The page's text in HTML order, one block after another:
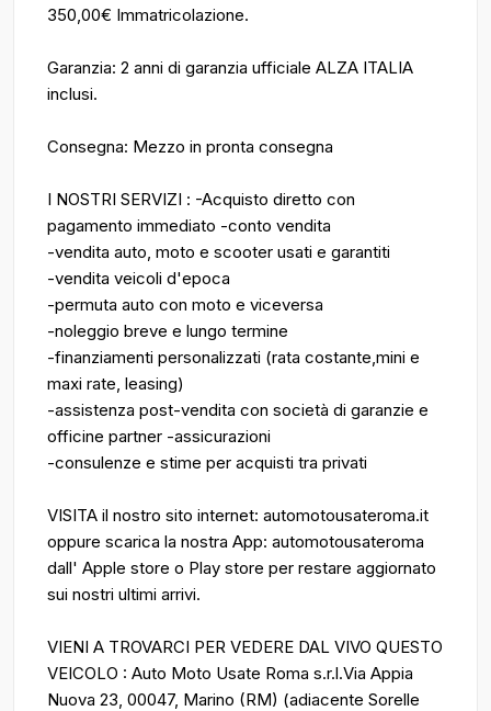
350,00€ Immatricolazione.
Garanzia: 2 anni di garanzia ufficiale ALZA ITALIA
inclusi.
Consegna: Mezzo in pronta consegna
I NOSTRI SERVIZI : -Acquisto diretto con
pagamento immediato -conto vendita
-vendita auto, moto e scooter usati e garantiti
-vendita veicoli d'epoca
-permuta auto con moto e viceversa
-noleggio breve e lungo termine
-finanziamenti personalizzati (rata costante,mini e
maxi rate, leasing)
-assistenza post-vendita con società di garanzie e
officine partner -assicurazioni
-consulenze e stime per acquisti tra privati
VISITA il nostro sito internet: automotousateroma.it
oppure scarica la nostra App: automotousateroma
dall' Apple store o Play store per restare aggiornato
sui nostri ultimi arrivi.
VIENI A TROVARCI PER VEDERE DAL VIVO QUESTO
VEICOLO : Auto Moto Usate Roma s.r.l.Via Appia
Nuova 23, 00047, Marino (RM) (adiacente Sorelle